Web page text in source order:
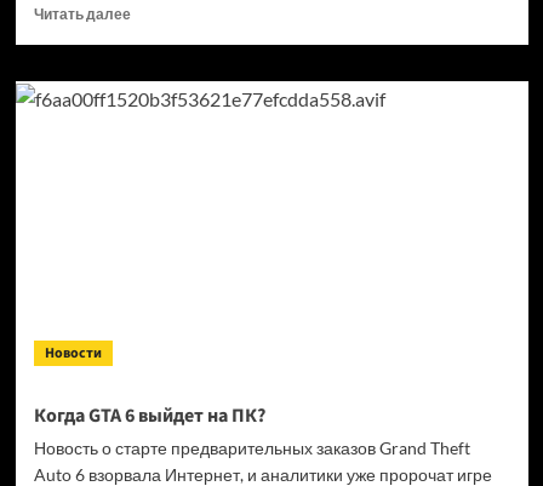
Читать далееПрочитать
Кандидат
в президенты
Новости
Когда GTA 6 выйдет на ПК?
Новость о старте предварительных заказов Grand Theft
Auto 6 взорвала Интернет, и аналитики уже пророчат игре